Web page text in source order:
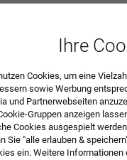
Ihre
Cookies, um eine
sowie Werbung
und Partnerwebseiten
Gruppen anzeigen
Cookies ausgespielt
Sie "alle erlauben &
ein. Weitere